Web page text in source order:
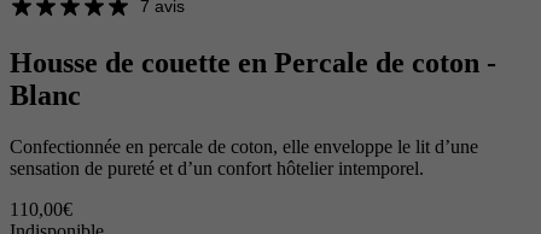
7 avis
Housse de couette en Percale de coton -
Blanc
Confectionnée en percale de coton, elle enveloppe le lit d’une
sensation de pureté et d’un confort hôtelier intemporel.
110,00€